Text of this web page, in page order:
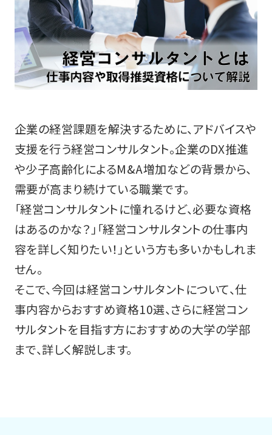
企業の経営課題を解決するために、アドバイスや
支援を行う経営コンサルタント。企業のDX推進
や少子高齢化によるM&A増加などの背景から、
需要が高まり続けている職業です。
「経営コンサルタントに憧れるけど、必要な資格
はあるのかな？」「経営コンサルタントの仕事内
容を詳しく知りたい！」という方も多いかもしれま
せん。
そこで、今回は経営コンサルタントについて、仕
事内容からおすすめ資格10選、さらに経営コン
サルタントを目指す方におすすめの大学の学部
まで、詳しく解説します。